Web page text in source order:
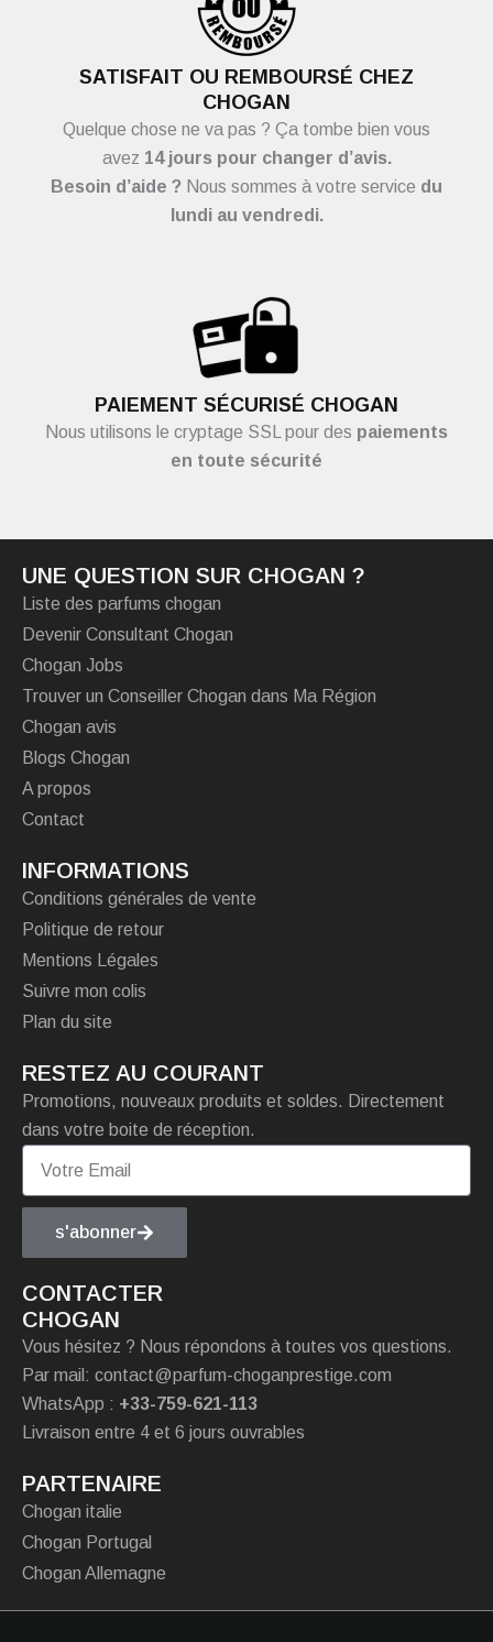
SATISFAIT OU REMBOURSÉ CHEZ
CHOGAN
Quelque chose ne va pas ? Ça tombe bien vous
avez 14 jours pour changer d’avis.
Besoin d’aide ? Nous sommes à votre service du
lundi au vendredi.
PAIEMENT SÉCURISÉ CHOGAN
Nous utilisons le cryptage SSL pour des paiements
en toute sécurité
UNE QUESTION SUR CHOGAN ?
Liste des parfums chogan
Devenir Consultant Chogan
Chogan Jobs
Trouver un Conseiller Chogan dans Ma Région
Chogan avis
Blogs Chogan
A propos
Contact
INFORMATIONS
Conditions générales de vente
Politique de retour
Mentions Légales
Suivre mon colis
Plan du site
RESTEZ AU COURANT
Promotions, nouveaux produits et soldes. Directement
dans votre boite de réception.
s'abonner
CONTACTER
CHOGAN
Vous hésitez ? Nous répondons à toutes vos questions.
Par mail: contact@parfum-choganprestige.com
WhatsApp : +33-759-621-113
Livraison entre 4 et 6 jours ouvrables
PARTENAIRE
Chogan italie
Chogan Portugal
Chogan Allemagne